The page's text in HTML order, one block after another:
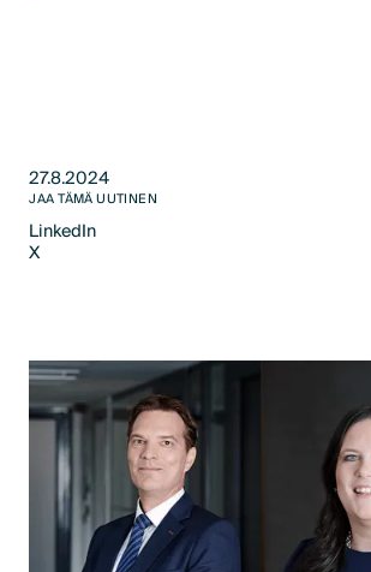
27.8.2024
JAA TÄMÄ UUTINEN
LinkedIn
LinkedIn
X